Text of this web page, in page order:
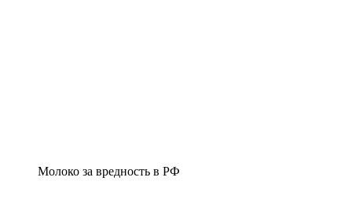
Молоко за вредность в РФ